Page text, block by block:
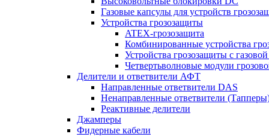
Газовые капсулы для устройств
Устройства грозозащиты
ATEX-грозозащита
Комбинированные устройства
Устройства грозозащиты с
Четвертьволновые модули
Делители и ответвители АФТ
Направленные ответвители DAS
Ненаправленные ответвители
Реактивные делители
Джамперы
Фидерные кабели